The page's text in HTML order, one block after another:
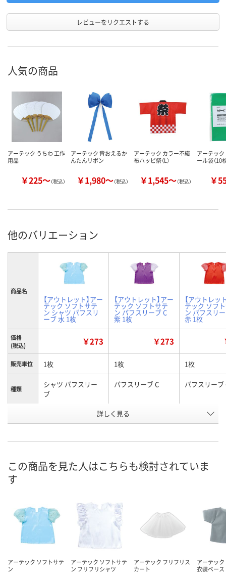
レビューをリクエストする
人気の商品
アーテック うちわ 工作
用品
￥225～（税込）
アーテック 背おえるか
んたんリボン
￥1,980～（税込）
アーテック カラー不織
布ハッピ祭（L）
￥1,545～（税込）
アーテッ
ール袋（10
￥
他のバリエーション
商品名
【アウトレット】アー
テック ソフトサテ
ン シャツ パフスリ
ーブ 水 1枚
【アウトレット】アー
テック ソフトサテ
ン パフスリーブ C
紫 1枚
【アウトレッ
テック ソフ
ン パフスリ
赤 1枚
価格
(税込)
￥273 ￥273
販売単位 1枚 1枚 1枚
種類
シャツ パフスリー
ブ
パフスリーブ C パフスリーブ
紫
号
お届け日
カゴへ
数量
カゴへ カ
詳しく見る
この商品を見た人はこちらも検討されていま
す
アーテック ソフトサテ
ン
アーテック ソフトサテ
ン フリフリシャツ
アーテック フリフリス
カート
アーテッ
衣装ベー